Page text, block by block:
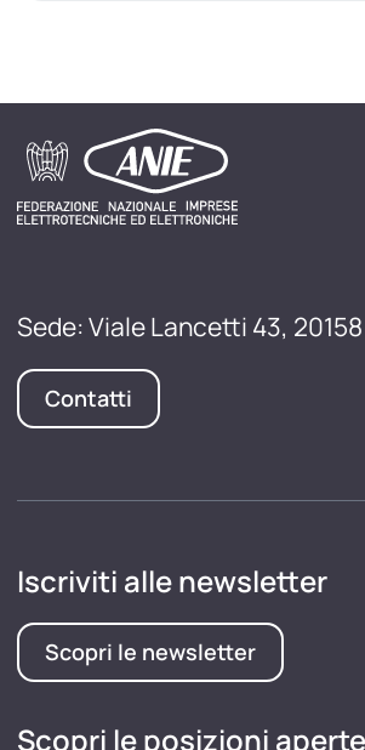
Sede: Viale Lancetti 43,
Contatti
Iscriviti alle newsletter
Scopri le newsletter
Scopri le posizioni